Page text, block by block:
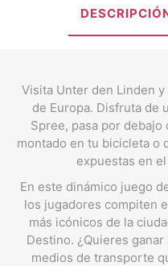
Visita Unter den Linden
de Europa. Disfruta de
Spree, pasa por
montado en tu bicicleta o
expuestas en
En este dinámico juego
los jugadores compiten
más icónicos de la
Destino. ¿Quieres
medios de transporte